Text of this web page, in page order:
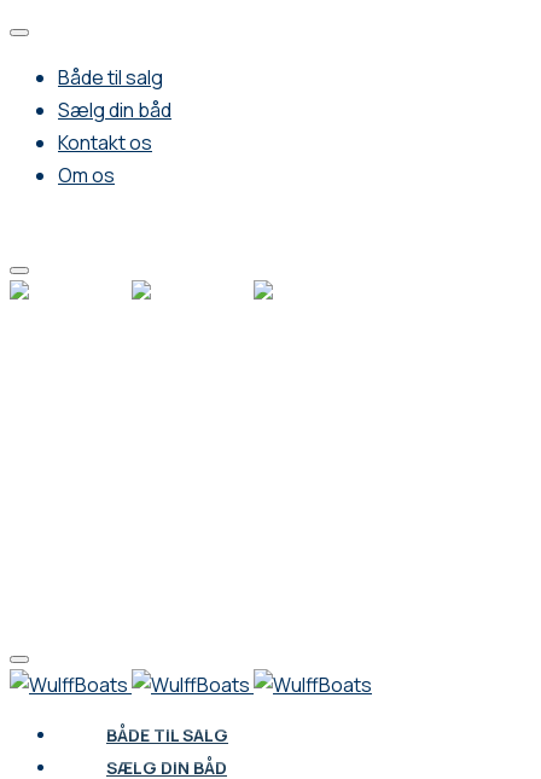
Både til salg
Sælg din båd
Kontakt os
Om os
BÅDE TIL SALG
SÆLG DIN BÅD